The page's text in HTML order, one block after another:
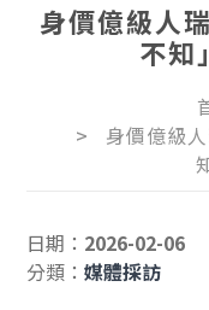
身價億級人
不知
身價億級
日期： 2026-02-06
分類：媒體採訪